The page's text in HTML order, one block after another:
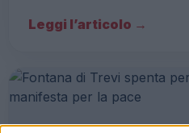
Leggi l’articolo →